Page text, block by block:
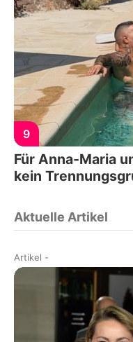
9
Für Anna-Maria
kein
Aktuelle Artikel
Artikel -